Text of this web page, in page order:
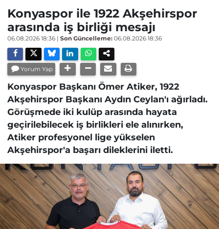
Konyaspor ile 1922 Akşehirspor
arasında iş birliği mesajı
06.08.2026 18:36 | Son Güncelleme: 06.08.2026 18:36
Yorum Yap
Konyaspor Başkanı Ömer Atiker, 1922
Akşehirspor Başkanı Aydın Ceylan'ı ağırladı.
Görüşmede iki kulüp arasında hayata
geçirilebilecek iş birlikleri ele alınırken,
Atiker profesyonel lige yükselen
Akşehirspor'a başarı dileklerini iletti.